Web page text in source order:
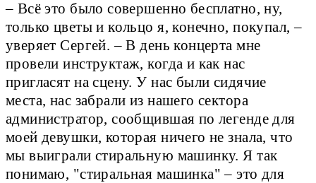
– Всё это было совершенно бесплатно, ну,
только цветы и кольцо я, конечно, покупал, –
уверяет Сергей. – В день концерта мне
провели инструктаж, когда и как нас
пригласят на сцену. У нас были сидячие
места, нас забрали из нашего сектора
администратор, сообщившая по легенде для
моей девушки, которая ничего не знала, что
мы выиграли стиральную машинку. Я так
понимаю, "стиральная машинка" – это для